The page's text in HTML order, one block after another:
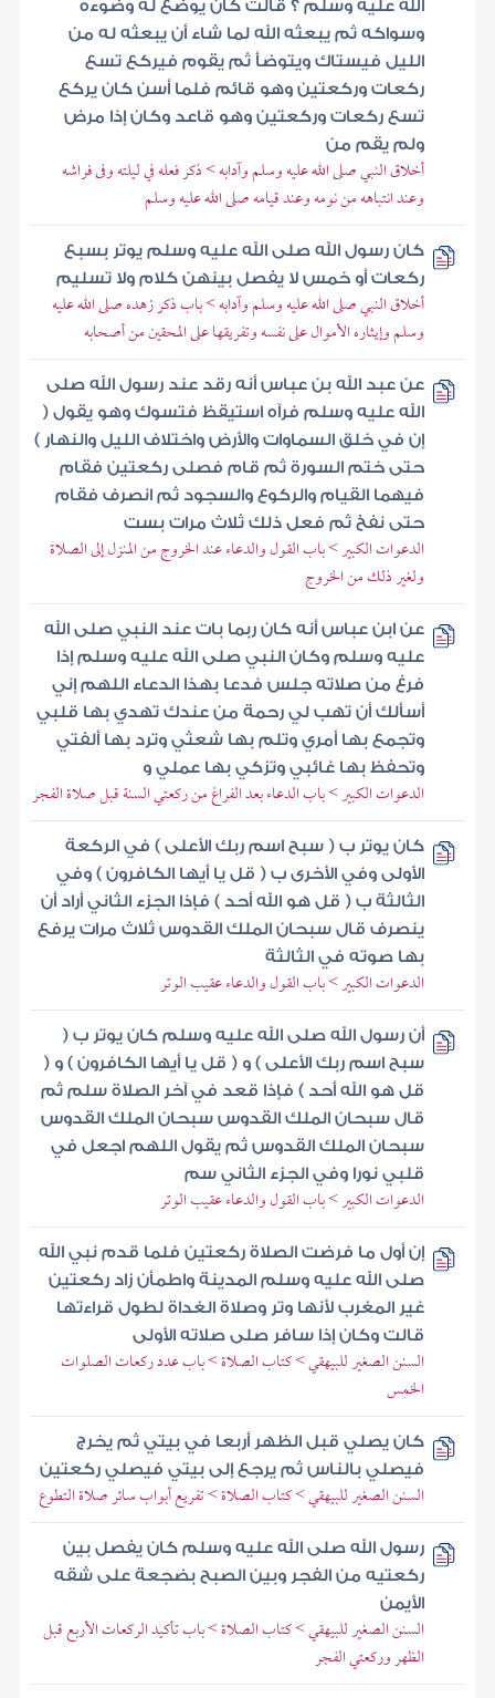
الله عليه وسلم ؟ قالت كان يوضع له وضوءه
وسواكه ثم يبعثه الله لما شاء أن يبعثه له من
الليل فيستاك ويتوضأ ثم يقوم فيركع تسع
ركعات وركعتين وهو قائم فلما أسن كان يركع
تسع ركعات وركعتين وهو قاعد وكان إذا مرض
ولم يقم من
أخلاق النبي صلى الله عليه وسلم وآدابه > ذكر فعله في ليلته وفى فراشه
وعند انتباهه من نومه وعند قيامه صلى الله عليه وسلم
كان رسول الله صلى الله عليه وسلم يوتر بسبع
ركعات أو خمس لا يفصل بينهن كلام ولا تسليم
أخلاق النبي صلى الله عليه وسلم وآدابه > باب ذكر زهده صلى الله عليه
وسلم وإيثاره الأموال على نفسه وتفريقها على المحقين من أصحابه
عن عبد الله بن عباس أنه رقد عند رسول الله صلى
الله عليه وسلم فرآه استيقظ فتسوك وهو يقول (
إن في خلق السماوات والأرض واختلاف الليل والنهار )
حتى ختم السورة ثم قام فصلى ركعتين فقام
فيهما القيام والركوع والسجود ثم انصرف فقام
حتى نفخ ثم فعل ذلك ثلاث مرات بست
الدعوات الكبير > باب القول والدعاء عند الخروج من المنزل إلى الصلاة
ولغير ذلك من الخروج
عن ابن عباس أنه كان ربما بات عند النبي صلى الله
عليه وسلم وكان النبي صلى الله عليه وسلم إذا
فرغ من صلاته جلس فدعا بهذا الدعاء اللهم إني
أسألك أن تهب لي رحمة من عندك تهدي بها قلبي
وتجمع بها أمري وتلم بها شعثي وترد بها ألفتي
وتحفظ بها غائبي وتزكي بها عملي و
الدعوات الكبير > باب الدعاء بعد الفراغ من ركعتي السنة قبل صلاة الفجر
كان يوتر ب ( سبح اسم ربك الأعلى ) في الركعة
الأولى وفي الأخرى ب ( قل يا أيها الكافرون ) وفي
الثالثة ب ( قل هو الله أحد ) فإذا الجزء الثاني أراد أن
ينصرف قال سبحان الملك القدوس ثلاث مرات يرفع
بها صوته في الثالثة
الدعوات الكبير > باب القول والدعاء عقيب الوتر
أن رسول الله صلى الله عليه وسلم كان يوتر ب (
سبح اسم ربك الأعلى ) و ( قل يا أيها الكافرون ) و (
قل هو الله أحد ) فإذا قعد في آخر الصلاة سلم ثم
قال سبحان الملك القدوس سبحان الملك القدوس
سبحان الملك القدوس ثم يقول اللهم اجعل في
قلبي نورا وفي الجزء الثاني سم
الدعوات الكبير > باب القول والدعاء عقيب الوتر
إن أول ما فرضت الصلاة ركعتين فلما قدم نبي الله
صلى الله عليه وسلم المدينة واطمأن زاد ركعتين
غير المغرب لأنها وتر وصلاة الغداة لطول قراءتها
قالت وكان إذا سافر صلى صلاته الأولى
السنن الصغير للبيهقي > كتاب الصلاة > باب عدد ركعات الصلوات
الخمس
كان يصلي قبل الظهر أربعا في بيتي ثم يخرج
فيصلي بالناس ثم يرجع إلى بيتي فيصلي ركعتين
السنن الصغير للبيهقي > كتاب الصلاة > تفريع أبواب سائر صلاة التطوع
رسول الله صلى الله عليه وسلم كان يفصل بين
ركعتيه من الفجر وبين الصبح بضجعة على شقه
الأيمن
السنن الصغير للبيهقي > كتاب الصلاة > باب تأكيد الركعات الأربع قبل
الظهر وركعتي الفجر